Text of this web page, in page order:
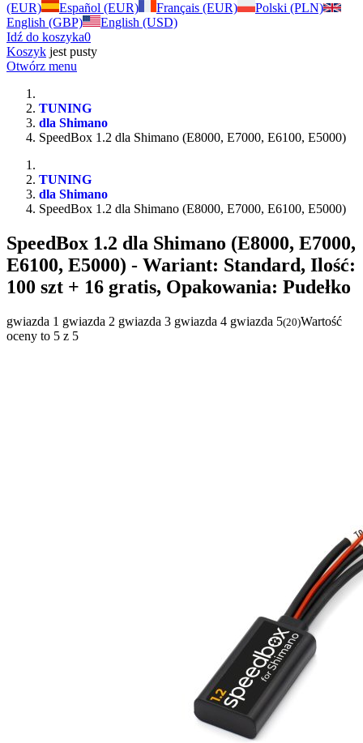
(EUR)
Español (EUR) Français (EUR)
Polski (PLN)
English (GBP)
English (USD)
Idź do koszyka0
Koszyk jest pusty
Otwórz menu
TUNING
dla Shimano
SpeedBox 1.2 dla Shimano (E8000, E7000, E6100, E5000)
TUNING
dla Shimano
SpeedBox 1.2 dla Shimano (E8000, E7000, E6100, E5000)
SpeedBox 1.2 dla Shimano (E8000, E7000,
E6100, E5000) - Wariant: Standard, Ilość:
100 szt + 16 gratis, Opakowania: Pudełko
gwiazda 1 gwiazda 2 gwiazda 3 gwiazda 4 gwiazda 5(20)Wartość
oceny to 5 z 5